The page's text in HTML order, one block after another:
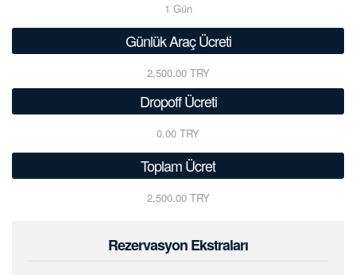
1 Gün
Günlük Araç Ücreti
2,500.00 TRY
Dropoff Ücreti
0.00 TRY
Toplam Ücret
2,500.00 TRY
Rezervasyon Ekstraları